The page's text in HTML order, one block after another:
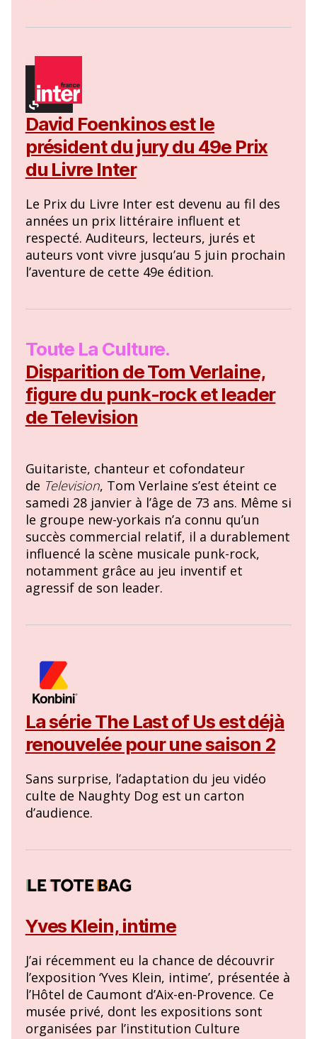
David Foenkinos est le
président du jury du 49e Prix
du Livre Inter
Le Prix du Livre Inter est devenu au fil des
années un prix littéraire influent et
respecté. Auditeurs, lecteurs, jurés et
auteurs vont vivre jusqu’au 5 juin prochain
l’aventure de cette 49e édition.
Toute La Culture.
Disparition de Tom Verlaine,
figure du punk-rock et leader
de Television
Guitariste, chanteur et cofondateur
de Television, Tom Verlaine s’est éteint ce
samedi 28 janvier à l’âge de 73 ans. Même si
le groupe new-yorkais n’a connu qu’un
succès commercial relatif, il a durablement
influencé la scène musicale punk-rock,
notamment grâce au jeu inventif et
agressif de son leader.
La série The Last of Us est déjà
renouvelée pour une saison 2
Sans surprise, l’adaptation du jeu vidéo
culte de Naughty Dog est un carton
d’audience.
Yves Klein, intime
J’ai récemment eu la chance de découvrir
l’exposition ‘Yves Klein, intime’, présentée à
l’Hôtel de Caumont d’Aix-en-Provence. Ce
musée privé, dont les expositions sont
organisées par l’institution Culture